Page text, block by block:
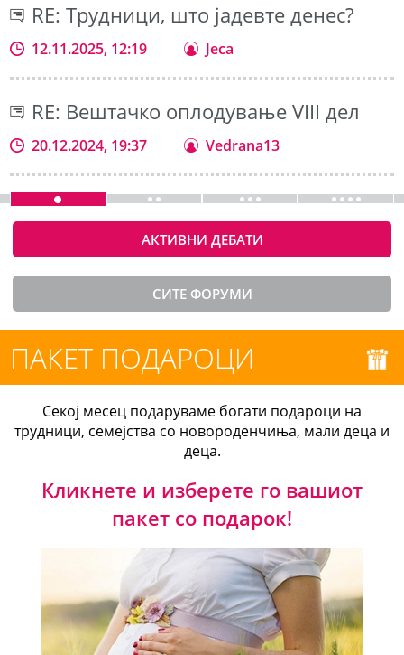
RE: Трудници, што јадевте денес?
12.11.2025, 12:19 Jeca
RE: Вештачко оплодување VIII дел
20.12.2024, 19:37 Vedrana13
АКТИВНИ ДЕБАТИ
СИТЕ ФОРУМИ
ПАКЕТ ПОДАРОЦИ
Секој месец подаруваме богати подароци на
трудници, семејства со новороденчиња, мали деца и
деца.
Кликнете и изберете го вашиот
пакет со подарок!